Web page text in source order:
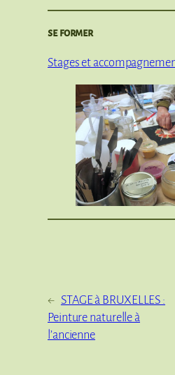
se former
Stages et
← STAGE à BRUXELLES :
Peinture naturelle à
l’ancienne